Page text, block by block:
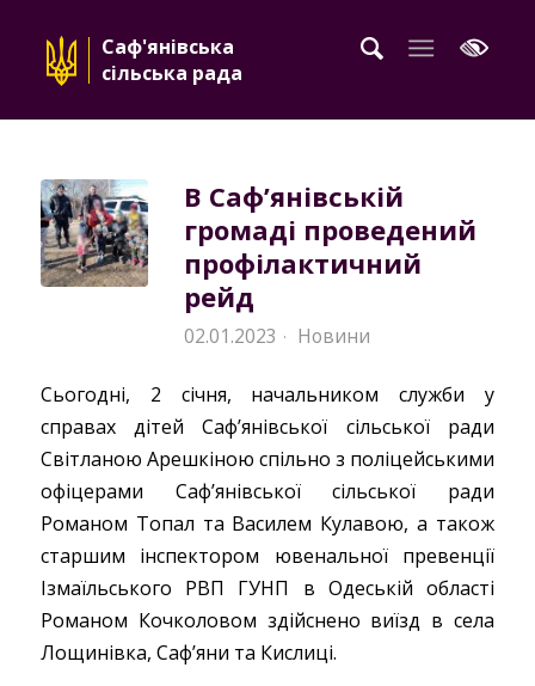
Саф'янівська
сільська рада
В Саф’янівській
громаді проведений
профілактичний
рейд
02.01.2023 · Новини
Сьогодні, 2 січня, начальником служби у
справах дітей Саф’янівської сільської ради
Світланою Арешкіною спільно з поліцейськими
офіцерами Саф’янівської сільської ради
Романом Топал та Василем Кулавою, а також
старшим інспектором ювенальної превенції
Ізмаїльського РВП ГУНП в Одеській області
Романом Кочколовом здійснено виїзд в села
Лощинівка, Саф’яни та Кислиці.